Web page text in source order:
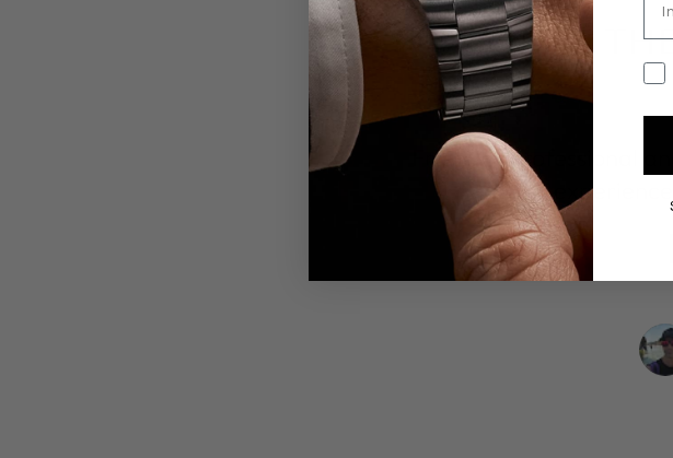
WHAT
Friendly, professional